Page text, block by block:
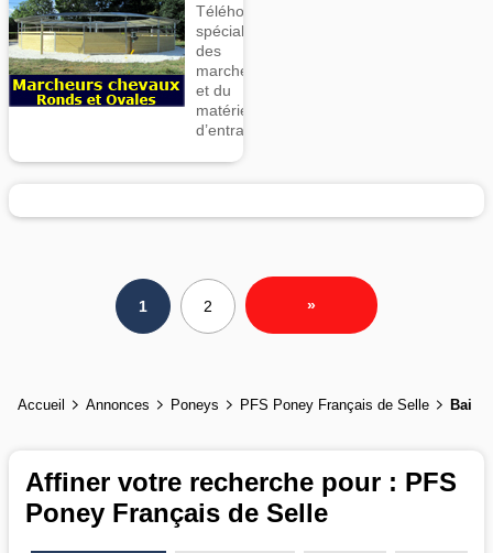
Téléhorse,
spécialiste
des
marcheurs
et du
matériel
d’entrainement
1 2 »
Accueil Annonces Poneys PFS Poney Français de Selle Bai
Affiner votre recherche pour : PFS
Poney Français de Selle